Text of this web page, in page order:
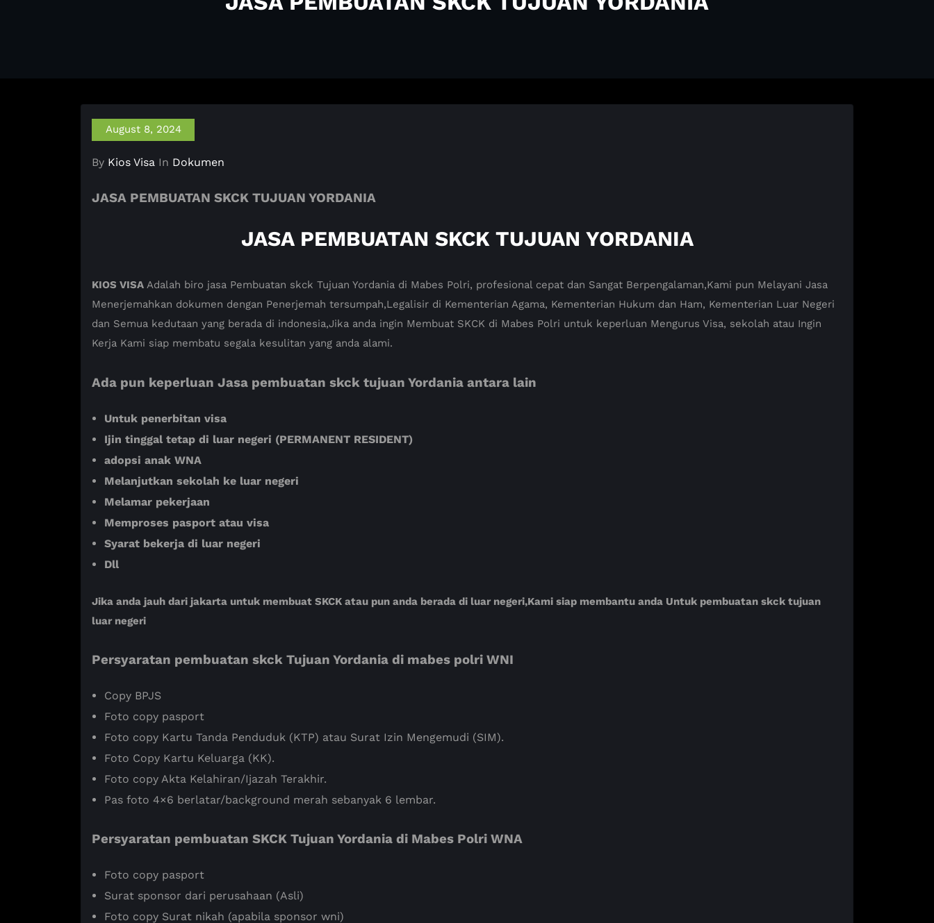
August 8, 2024
By Kios Visa In Dokumen
JASA PEMBUATAN SKCK TUJUAN YORDANIA
JASA PEMBUATAN SKCK TUJUAN YORDANIA
KIOS VISA Adalah biro jasa Pembuatan skck Tujuan Yordania di Mabes Polri, profesional cepat dan Sangat Berpengalaman,Kami pun Melayani Jasa
Menerjemahkan dokumen dengan Penerjemah tersumpah,Legalisir di Kementerian Agama, Kementerian Hukum dan Ham, Kementerian Luar Negeri
dan Semua kedutaan yang berada di indonesia,Jika anda ingin Membuat SKCK di Mabes Polri untuk keperluan Mengurus Visa, sekolah atau Ingin
Kerja Kami siap membatu segala kesulitan yang anda alami.
Ada pun keperluan Jasa pembuatan skck tujuan Yordania antara lain
Untuk penerbitan visa
Ijin tinggal tetap di luar negeri (PERMANENT RESIDENT)
adopsi anak WNA
Melanjutkan sekolah ke luar negeri
Melamar pekerjaan
Memproses pasport atau visa
Syarat bekerja di luar negeri
Dll
Jika anda jauh dari jakarta untuk membuat SKCK atau pun anda berada di luar negeri,Kami siap membantu anda Untuk pembuatan skck tujuan
luar negeri
Persyaratan pembuatan skck Tujuan Yordania di mabes polri WNI
Copy BPJS
Foto copy pasport
Foto copy Kartu Tanda Penduduk (KTP) atau Surat Izin Mengemudi (SIM).
Foto Copy Kartu Keluarga (KK).
Foto copy Akta Kelahiran/Ijazah Terakhir.
Pas foto 4×6 berlatar/background merah sebanyak 6 lembar.
Persyaratan pembuatan SKCK Tujuan Yordania di Mabes Polri WNA
Foto copy pasport
Surat sponsor dari perusahaan (Asli)
Foto copy Surat nikah (apabila sponsor wni)